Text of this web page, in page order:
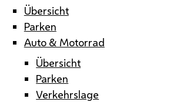
Übersicht
Parken
Auto & Motorrad
Übersicht
Parken
Verkehrslage